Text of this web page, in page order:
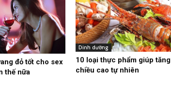
đỏ tốt cho sex
thế nữa
Dinh dưỡng
10 loại thực phẩm giúp tăng
chiều cao tự nhiên